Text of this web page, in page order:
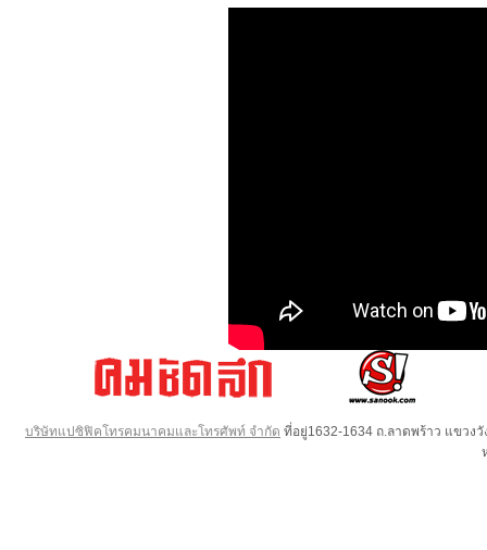
บริษัทแปซิฟิคโทรคมนาคมและโทรศัพท์ จำกัด ที่อยู่1632-1634 ถ.ลาดพร้าว แขวง